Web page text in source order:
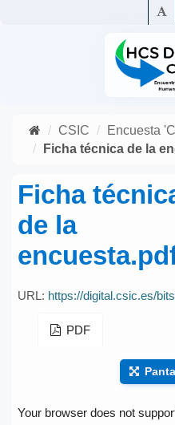
CSIC
Encuesta
Ficha técnica de la
Ficha
de la
URL: https://digital.csic.es/bitstream/10261/
PDF
Your browser does not